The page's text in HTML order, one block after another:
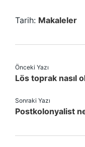
Tarih: Makaleler
Önceki Yazı
Lös toprak nasıl
Sonraki Yazı
Postkolonyalist